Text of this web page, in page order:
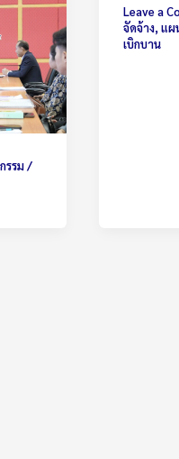
รรม/
Leave a
จัดจ้าง, แผ
เบิกบาน